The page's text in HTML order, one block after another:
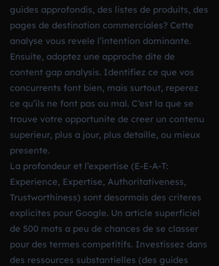
guides approfondis, des listes de produits, des
pages de destination commerciales? Cette
analyse vous revele l’intention dominante.
Ensuite, adoptez une approche dite de
content gap analysis. Identifiez ce que vos
concurrents font bien, mais surtout, reperez
ce qu’ils ne font pas ou mal. C’est la que se
trouve votre opportunite de creer un contenu
superieur, plus a jour, plus detaille, ou mieux
presente.
La profondeur et l’expertise (E-E-A-T:
Experience, Expertise, Authoritativeness,
Trustworthiness) sont desormais des criteres
explicites pour Google. Un article superficiel
de 500 mots a peu de chances de se classer
pour des termes competitifs. Investissez dans
des ressources substantielles (des guides